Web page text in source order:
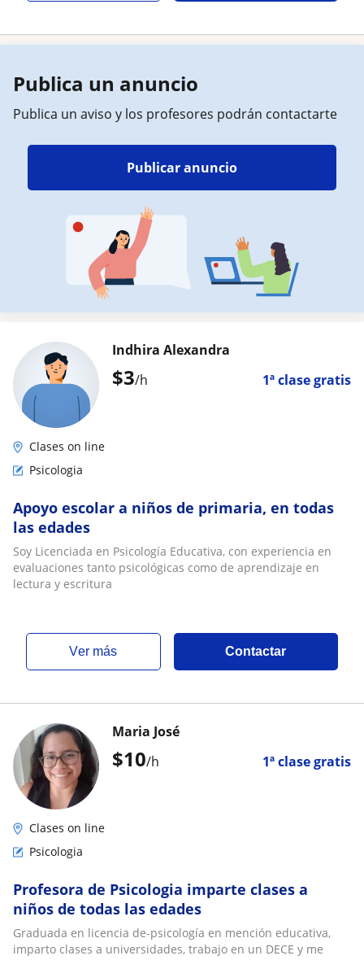
Publica un anuncio
Publica un aviso y los profesores podrán contactarte
Publicar anuncio
$3/h 1ª clase gratis
Indhira Alexandra
Clases on line
Psicologia
Apoyo escolar a niños de primaria, en todas
las edades
Soy Licenciada en Psicología Educativa, con experiencia en
evaluaciones tanto psicológicas como de aprendizaje en
lectura y escritura
ver más Contactar
$10/h 1ª clase gratis
Maria José
Clases on line
Psicologia
Profesora de Psicologia imparte clases a
niños de todas las edades
Graduada en licencia de-psicología en mención educativa,
imparto clases a universidades, trabajo en un DECE y me